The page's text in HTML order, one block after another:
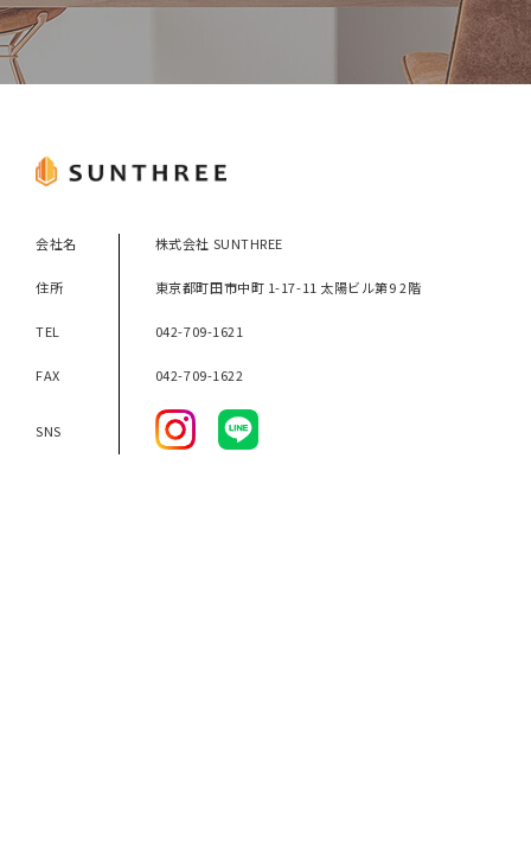
会社名 株式会社 SUNTHREE
住所 東京都町田市中町 1-17-11 太陽ビル第9 2階
TEL 042-709-1621
FAX 042-709-1622
SNS